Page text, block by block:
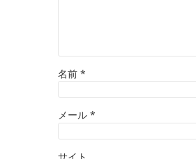
名前 *
メール *
サイト